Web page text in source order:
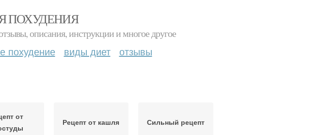
ПОХУДЕНИЯ
описания, инструкции и многое другое
похудение виды диет отзывы
от
Рецепт от кашля Сильный рецепт